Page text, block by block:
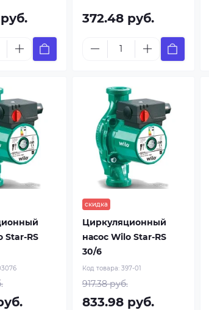
372.48 руб.
Star-RS
скидка
Циркуляционный
насос Wilo Star-RS
30/6
Код товара: 397-01
917.38 руб.
833.98 руб.